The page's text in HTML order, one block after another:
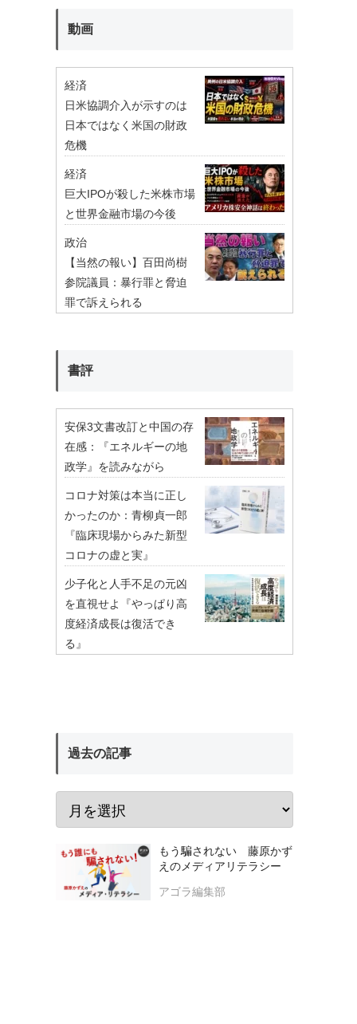
動画
経済
日米協調介入が示すのは
日本ではなく米国の財政
危機
経済
巨大IPOが殺した米株市場
と世界金融市場の今後
政治
【当然の報い】百田尚樹
参院議員：暴行罪と脅迫
罪で訴えられる
書評
安保3文書改訂と中国の存
在感：『エネルギーの地
政学』を読みながら
コロナ対策は本当に正し
かったのか：青柳貞一郎
『臨床現場からみた新型
コロナの虚と実』
少子化と人手不足の元凶
を直視せよ『やっぱり高
度経済成長は復活でき
る』
過去の記事
もう騙されない 藤原かず
えのメディアリテラシー
アゴラ編集部